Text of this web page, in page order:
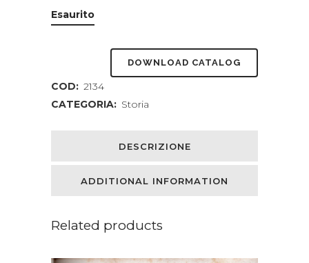
Esaurito
DOWNLOAD CATALOG
COD: 2134
CATEGORIA: Storia
DESCRIZIONE
ADDITIONAL INFORMATION
Related products